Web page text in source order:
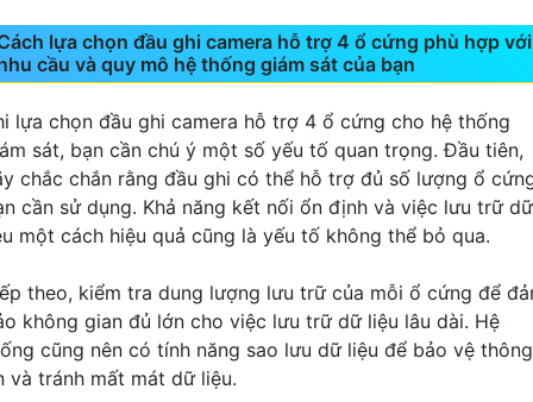
lựa chọn đầu ghi camera hỗ trợ 4 ổ cứng phù hợp với
cầu và quy mô hệ thống giám sát của bạn
lựa chọn đầu ghi camera hỗ trợ 4 ổ cứng cho hệ thống
sát, bạn cần chú ý một số yếu tố quan trọng. Đầu tiên,
chắc chắn rằng đầu ghi có thể hỗ trợ đủ số lượng ổ
cần sử dụng. Khả năng kết nối ổn định và việc lưu trữ dữ
một cách hiệu quả cũng là yếu tố không thể bỏ qua.
theo, kiểm tra dung lượng lưu trữ của mỗi ổ cứng để
không gian đủ lớn cho việc lưu trữ dữ liệu lâu dài. Hệ
cũng nên có tính năng sao lưu dữ liệu để bảo vệ thông
và tránh mất mát dữ liệu.